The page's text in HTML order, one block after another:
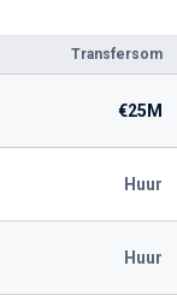
Transfersom
€25M
Huur
Huur